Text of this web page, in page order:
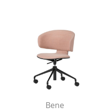
... alle Tische
Aufbewahren
Regale & Schränke
Bücherregale
Bene